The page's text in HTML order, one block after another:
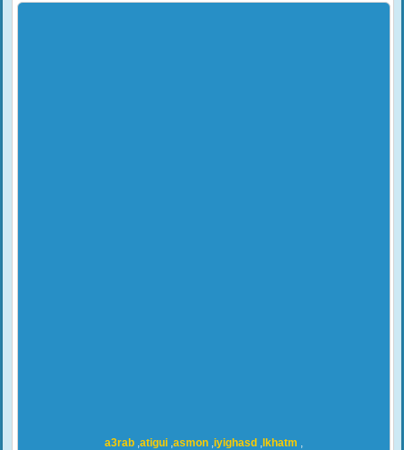
a3rab, atigui, asmon, iyighasd, lkhatm